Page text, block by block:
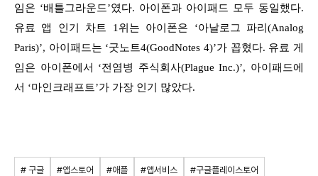
임은 ‘배틀그라운드’였다. 아이폰과 아이패드 모두 동일했다.
유료 앱 인기 차트 1위는 아이폰은 ‘아날로그 파리(Analog
Paris)’, 아이패드는 ‘굿노트4(GoodNotes 4)’가 꼽혔다. 유료 게
임은 아이폰에서 ‘전염병 주식회사(Plague Inc.)’, 아이패드에
서 ‘마인크래프트’가 가장 인기 많았다.
# 구글 #앱스토어 #애플 #앱서비스 #구글플레이스토어